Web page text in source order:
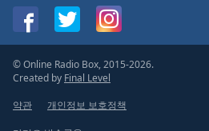
© Online Radio Box, 2015-2026.
Created by Final Level
약관
개인정보 보호정책